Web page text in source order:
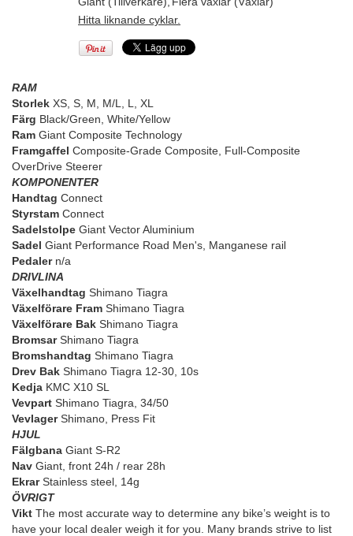
Hitta liknande cyklar.
RAM
Storlek XS, S, M, M/L, L, XL
Färg Black/Green, White/Yellow
Ram Giant Composite Technology
Framgaffel Composite-Grade Composite, Full-Composite
OverDrive Steerer
KOMPONENTER
Handtag Connect
Styrstam Connect
Sadelstolpe Giant Vector Aluminium
Sadel Giant Performance Road Men's, Manganese rail
Pedalern/a
DRIVLINA
Växelhandtag Shimano Tiagra
Växelförare Fram Shimano Tiagra
Växelförare Bak Shimano Tiagra
BromsarShimano Tiagra
Bromshandtag Shimano Tiagra
Drev Bak Shimano Tiagra 12-30, 10s
Kedja KMC X10 SL
Vevpart Shimano Tiagra, 34/50
VevlagerShimano, Press Fit
HJUL
Fälgbana Giant S-R2
Nav Giant, front 24h / rear 28h
EkrarStainless steel, 14g
ÖVRIGT
Vikt The most accurate way to determine any bike’s weight is to
have your local dealer weigh it for you. Many brands strive to list